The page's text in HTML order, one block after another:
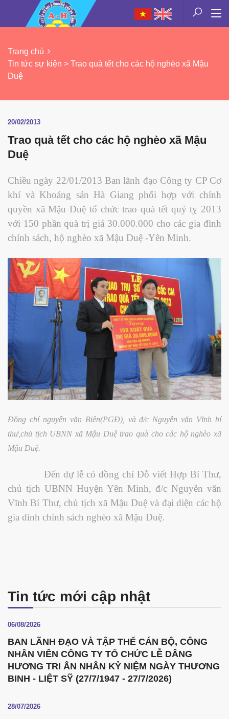
Trang chủ
Tin tức sự kiện > Trao quà tết cho các hộ nghèo xã Mậu
Duệ
20/02/2013
Trao quà tết cho các hộ nghèo xã Mậu
Duệ
Chiều ngày 22/01/2013 Ban lãnh đạo Công ty CP Cơ
khí và Khoáng sản Hà Giang phối hợp với chính
quyền xã Mậu Duệ tổ chức trao quà tết quý tỵ 2013
với 150 phần quà trị giá 30.000.000 cho các gia đình
chính sách, hộ nghèo xã Mậu Duệ -Yên Minh.
Đồng chí nguyễn văn Biên(PGĐ), và đ/c Nguyễn văn Vĩnh bí
thư,chủ tịch UBNN xã Mậu Duệ trao quà cho các hộ nghèo xã
Mậu Duệ.
Đến dự lễ có đồng chí Đỗ viết Hợp Bí Thư,
chủ tịch UBNN Huyện Yên Minh, đ/c Nguyễn văn
Vĩnh Bí Thư, chủ tịch xã Mậu Duệ và đại diện các hộ
gia đình chính sách nghèo xã Mậu Duệ.
Tin tức mới cập nhật
06/08/2026
BAN LÃNH ĐẠO VÀ TẬP THỂ CÁN BỘ, CÔNG
NHÂN VIÊN CÔNG TY TỔ CHỨC LỄ DÂNG
HƯƠNG TRI ÂN NHÂN KỶ NIỆM NGÀY THƯƠNG
BINH - LIỆT SỸ (27/7/1947 - 27/7/2026)
28/07/2026